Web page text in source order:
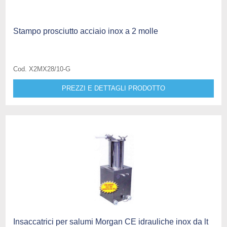
Stampo prosciutto acciaio inox a 2 molle
Cod. X2MX28/10-G
PREZZI E DETTAGLI PRODOTTO
Insaccatrici per salumi Morgan CE idrauliche inox da lt